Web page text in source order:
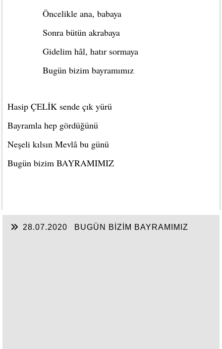
Öncelikle ana, babaya
Sonra bütün akrabaya
Gidelim hâl, hatır sormaya
Bugün bizim bayramımız
Hasip ÇELİK sende çık yürü
Bayramla hep gördüğünü
Neşeli kılsın Mevlâ bu günü
Bugün bizim BAYRAMIMIZ
28.07.2020 BUGÜN BİZİM BAYRAMIMIZ